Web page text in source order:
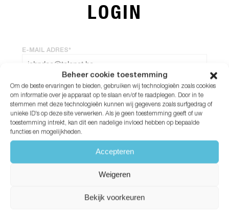
Beheer cookie toestemming
Om de beste ervaringen te bieden, gebruiken wij technologieën zoals cookies
om informatie over je apparaat op te slaan en/of te raadplegen. Door in te
stemmen met deze technologieën kunnen wij gegevens zoals surfgedrag of
unieke ID's op deze site verwerken. Als je geen toestemming geeft of uw
toestemming intrekt, kan dit een nadelige invloed hebben op bepaalde
functies en mogelijkheden.
Accepteren
Weigeren
Bekijk voorkeuren
LOGIN
E-MAIL ADRES*
WACHTWOORD*
Wachtwoord vergeten?